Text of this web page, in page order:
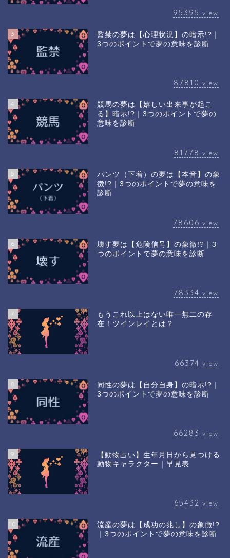
95395 view
3
監禁の夢は【心理状況】の暗示!?｜
3つのポイントで夢の意味を診断
87810 view
4
競馬の夢は【嬉しい出来事が起こ
る】暗示!?｜3つのポイントで夢の
意味を診断
81778 view
5
パンツ（下着）の夢は【本音】の象
徴!?｜3つのポイントで夢の意味を
診断
78606 view
6
壊す夢は【危険信号】の象徴!?｜3
つのポイントで夢の意味を診断
78334 view
7
もうこれ以上はない唯一無二の存
在！ツインレイとは？
66374 view
8
同性の夢は【自分自身】の暗示!?｜
3つのポイントで夢の意味を診断
66283 view
9
【動物占い】生年月日から見つける
動物キャラクター｜早見表
65432 view
10
流産の夢は【成功の兆し】の象徴!?
｜3つのポイントで夢の意味を診断